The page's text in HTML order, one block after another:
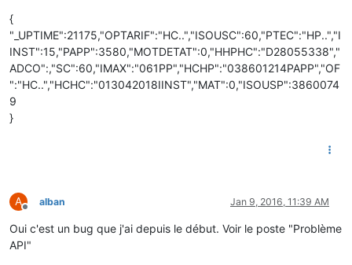
{
"_UPTIME":21175,"OPTARIF":"HC..","ISOUSC":60,"PTEC":"HP..","I
INST":15,"PAPP":3580,"MOTDETAT":0,"HHPHC":"D28055338","
ADCO":,"SC":60,"IMAX":"061PP","HCHP":"038601214PAPP","OF
":"HC..","HCHC":"013042018IINST","MAT":0,"ISOUSP":3860074
9
}
A
Offline
alban Jan 9, 2016, 11:39 AM
Oui c'est un bug que j'ai depuis le début. Voir le poste "Problème
API"